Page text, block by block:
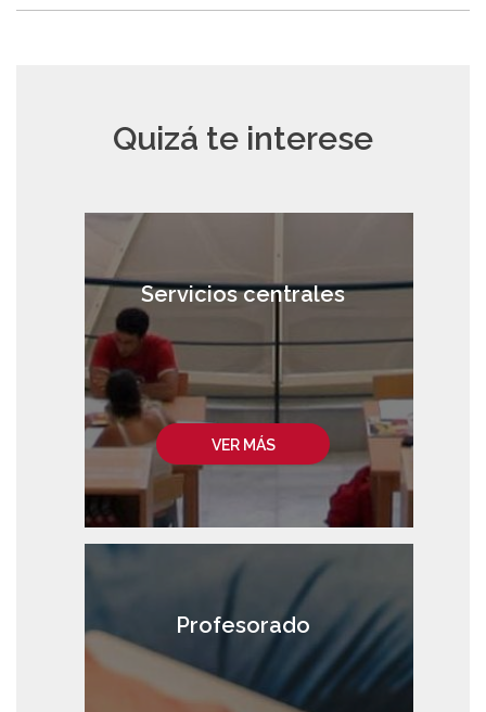
Quizá te interese
VER MÁS
Servicios centrales
Profesorado